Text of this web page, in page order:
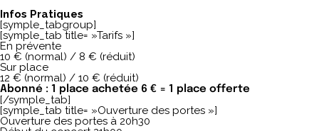
Infos Pratiques
[symple_tabgroup]
[symple_tab title= »Tarifs »]
En prévente
10 € (normal) / 8 € (réduit)
Sur place
12 € (normal) / 10 € (réduit)
Abonné : 1 place achetée 6 € = 1 place offerte
[/symple_tab]
[symple_tab title= »Ouverture des portes »]
Ouverture des portes à 20h30